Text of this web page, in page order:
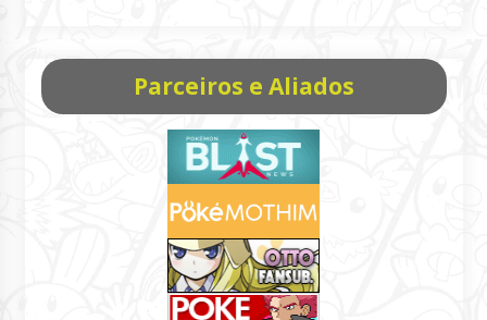
Parceiros e Aliados